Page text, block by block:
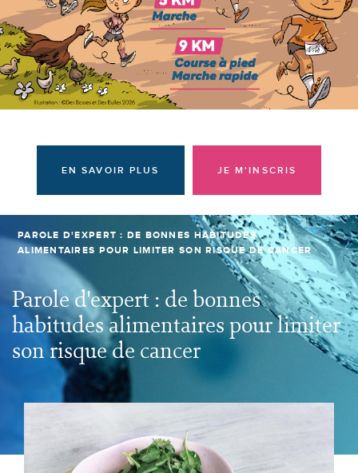
Actualités
Prendre rendez-vous
EN SAVOIR PLUS JE M'INSCRIS
PAROLE D'EXPERT : DE BONNES HABITUDES
ALIMENTAIRES POUR LIMITER SON RISQUE DE CANCER
Parole d'expert : de bonnes
habitudes alimentaires pour limiter
son risque de cancer